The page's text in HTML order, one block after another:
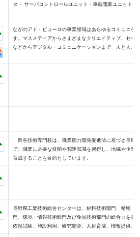
タ・ サーバコントロールユニット・車載電装ユニット、
ながのアド・ビューロの事業領域はあらゆるコミュニケ
す。マスメディアからさまざまなクリエイティブ、セー
などからデジタル・コミュニケーションまで、人と人、
岡谷技術専門校は、職業能力開発促進法に基づき長野
で、職業に必要な技能や関連知識を習得し、地域や企業
育成することを目的としています。
長野県工業技術総合センターは、材料技術部門、精密・
門、環境・情報技術部門及び食品技術部門の総合力を発
依頼試験、施設利用、研究開発、人材育成、情報提供、